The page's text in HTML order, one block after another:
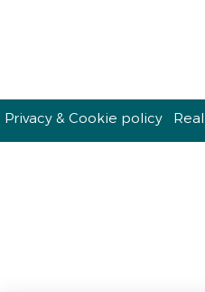
Privacy & Cookie policy